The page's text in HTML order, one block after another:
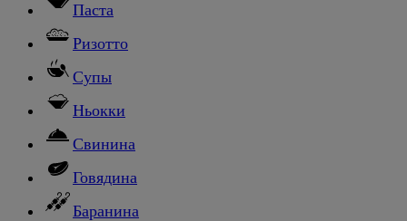
Паста
Ризотто
Супы
Ньокки
Свинина
Говядина
Баранина